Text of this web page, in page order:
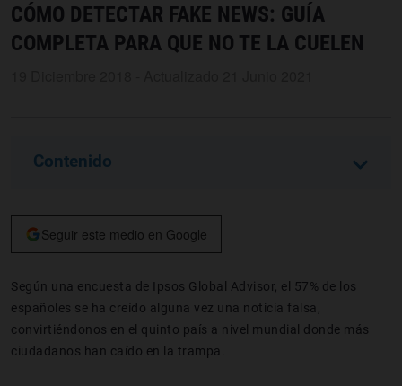
CÓMO DETECTAR FAKE NEWS: GUÍA
COMPLETA PARA QUE NO TE LA CUELEN
Contenido
Seguir este medio en Google
Según una encuesta de Ipsos Global Advisor, el 57% de los
españoles se ha creído alguna vez una noticia falsa,
convirtiéndonos en el quinto país a nivel mundial donde más
ciudadanos han caído en la trampa.